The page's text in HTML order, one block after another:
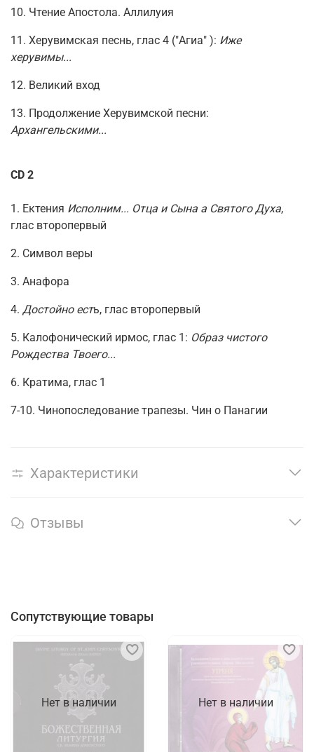
10. Чтение Апостола. Аллилуия
11. Херувимская песнь, глас 4 ("Агиа" ): Иже
херувимы...
12. Великий вход
13. Продолжение Херувимской песни:
Архангельскими...
CD 2
1. Ектения Исполним... Отца и Сына а Святого Духа,
глас второпервый
2. Символ веры
3. Анафора
4. Достойно есть, глас второпервый
5. Калофонический ирмос, глас 1: Образ чистого
Рождества Твоего...
6. Кратима, глас 1
7-10. Чинопоследование трапезы. Чин о Панагии
Характеристики
Отзывы
Сопутствующие товары
Нет в наличии Нет в наличии